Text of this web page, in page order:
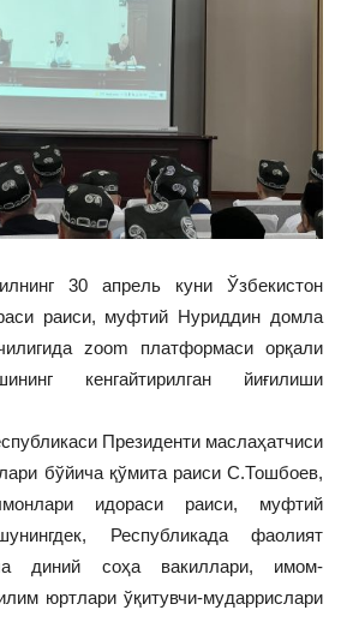
30 апрель куни Ўзбекистон
раиси, муфтий Нуриддин домла
zoom платформаси орқали
кенгайтирилган йиғилиши
Президенти маслаҳатчиси
бўйича қўмита раиси С.Тошбоев,
идораси раиси, муфтий
Республикада фаолият
диний соҳа вакиллари, имом-
юртлари ўқитувчи-мударрислари